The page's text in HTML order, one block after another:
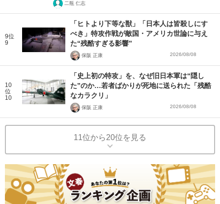
二瓶 仁志
9位
9
「ヒトより下等な獣」「日本人は皆殺しにす
べき」特攻作戦が敵国・アメリカ世論に与え
た“残酷すぎる影響”
保阪 正康 2026/08/08
10
位
10
「史上初の特攻」を、なぜ旧日本軍は“隠し
た”のか…若者ばかりが死地に送られた「残酷
なカラクリ」
保阪 正康 2026/08/08
11位から20位を見る